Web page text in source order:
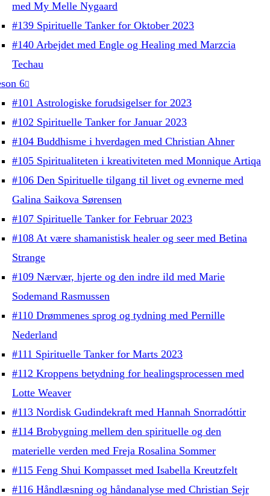
med My Melle Nygaard
#139 Spirituelle Tanker for Oktober 2023
#140 Arbejdet med Engle og Healing med Marzcia
Techau
6
#101 Astrologiske forudsigelser for 2023
#102 Spirituelle Tanker for Januar 2023
#104 Buddhisme i hverdagen med Christian Ahner
#105 Spiritualiteten i kreativiteten med Monnique Artiqa
#106 Den Spirituelle tilgang til livet og evnerne med
Galina Saikova Sørensen
#107 Spirituelle Tanker for Februar 2023
#108 At være shamanistisk healer og seer med Betina
Strange
#109 Nærvær, hjerte og den indre ild med Marie
Sodemand Rasmussen
#110 Drømmenes sprog og tydning med Pernille
Nederland
#111 Spirituelle Tanker for Marts 2023
#112 Kroppens betydning for healingsprocessen med
Lotte Weaver
#113 Nordisk Gudindekraft med Hannah Snorradóttir
#114 Brobygning mellem den spirituelle og den
materielle verden med Freja Rosalina Sommer
#115 Feng Shui Kompasset med Isabella Kreutzfelt
#116 Håndlæsning og håndanalyse med Christian Sejr